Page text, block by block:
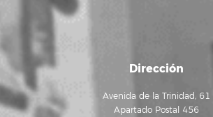
Dirección
Avenida de la Trinidad, 61
Apartado Postal 456